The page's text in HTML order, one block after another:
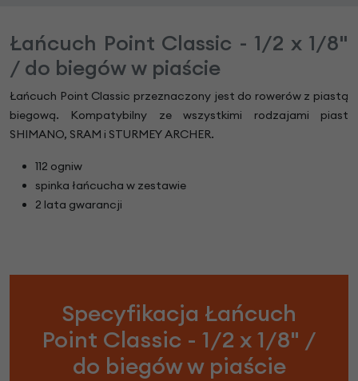
Łańcuch Point Classic - 1/2 x 1/8"
/ do biegów w piaście
Łańcuch Point Classic przeznaczony jest do rowerów z piastą
biegową. Kompatybilny ze wszystkimi rodzajami piast
SHIMANO, SRAM i STURMEY ARCHER.
112 ogniw
spinka łańcucha w zestawie
2 lata gwarancji
Specyfikacja Łańcuch
Point Classic - 1/2 x 1/8" /
do biegów w piaście